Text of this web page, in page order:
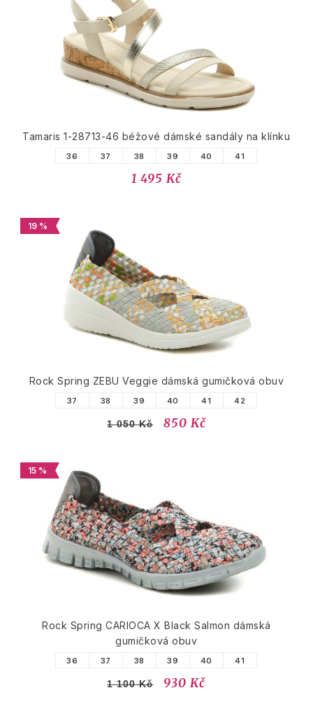
Tamaris 1-28713-46 béžové dámské sandály na klínku
36 37 38 39 40 41
1 495 Kč
19 %
Rock Spring ZEBU Veggie dámská gumičková obuv
37 38 39 40 41 42
1 050 Kč 850 Kč
15 %
Rock Spring CARIOCA X Black Salmon dámská
gumičková obuv
36 37 38 39 40 41
1 100 Kč 930 Kč